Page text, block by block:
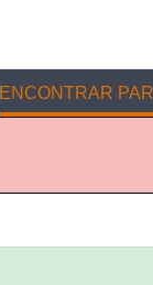
ENCONTRAR